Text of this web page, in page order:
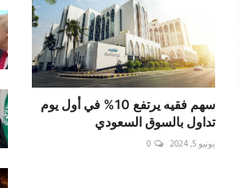
سهم فقيه يرتفع 10% في أول يوم
تداول بالسوق السعودي
يونيو 5, 2024 0